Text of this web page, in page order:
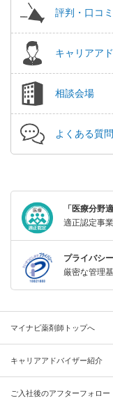
評判・口コミ
キャリアア
相談会場
よくある質問
「医療分野
適正認定事
プライバシ
厳密な管理
マイナビ薬剤師トップへ
キャリアアドバイザー紹介
ご入社後のアフターフォロー